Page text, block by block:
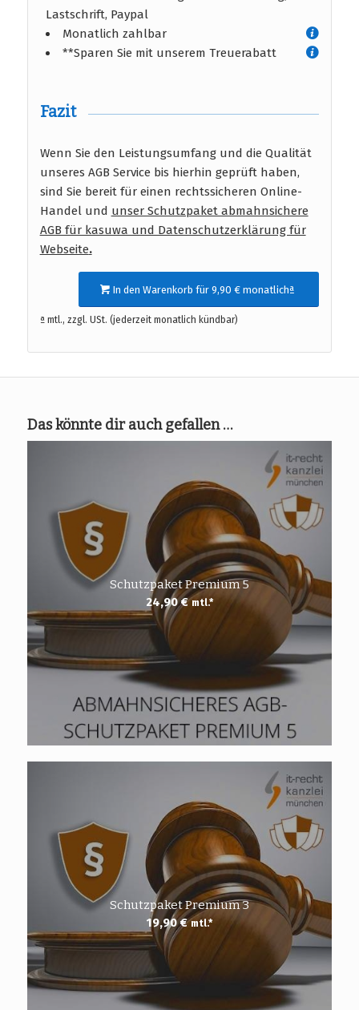
Lastschrift, Paypal
Monatlich zahlbar
**Sparen Sie mit unserem Treuerabatt
Fazit
Wenn Sie den Leistungsumfang und die Qualität
unseres AGB Service bis hierhin geprüft haben,
sind Sie bereit für einen rechtssicheren Online-
Handel und unser Schutzpaket abmahnsichere
AGB für kasuwa und Datenschutzerklärung für
Webseite.
In den Warenkorb für 9,90 € monatlichª
ª mtl., zzgl. USt. (jederzeit monatlich kündbar)
Das könnte dir auch gefallen …
Schutzpaket Premium 5
24,90€ mtl.*
Schutzpaket Premium 3
19,90€ mtl.*